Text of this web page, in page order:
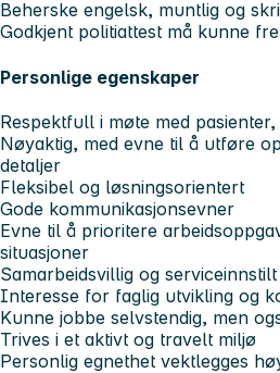
Beherske engelsk, muntlig og
Godkjent politiattest må kunne
Personlige egenskaper
Respektfull i møte med
Nøyaktig, med evne til å utføre
detaljer
Fleksibel og løsningsorientert
Gode kommunikasjonsevner
Evne til å prioritere
situasjoner
Samarbeidsvillig og serviceinnstilt
Interesse for faglig utvikling og
Kunne jobbe selvstendig, men
Trives i et aktivt og travelt miljø
Personlig egnethet vektlegges